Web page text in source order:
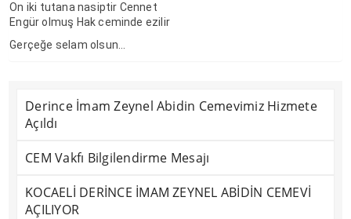
On iki tutana nasiptir Cennet
Engür olmuş Hak ceminde ezilir
Gerçeğe selam olsun…
Derince İmam Zeynel Abidin Cemevimiz Hizmete
Açıldı
CEM Vakfı Bilgilendirme Mesajı
KOCAELİ DERİNCE İMAM ZEYNEL ABİDİN CEMEVİ
AÇILIYOR